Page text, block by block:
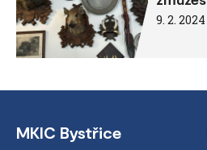
9. 2. 2024
MKIC Bystřice